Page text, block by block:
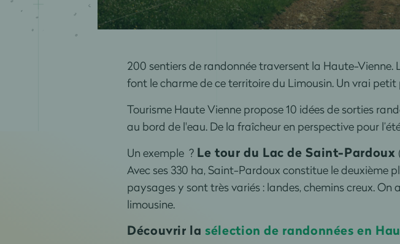
200 sentiers de randonnée traversent la Haute-Vienne.
font le charme de ce territoire du Limousin. Un vrai
Tourisme Haute Vienne propose 10 idées de sorties
au bord de l'eau. De la fraîcheur en perspective pour
Un exemple ? Le tour du Lac de Saint-Pardoux
Avec ses 330 ha, Saint-Pardoux constitue le
paysages y sont très variés : landes, chemins creux.
limousine.
Découvrir lasélection de randonnées en